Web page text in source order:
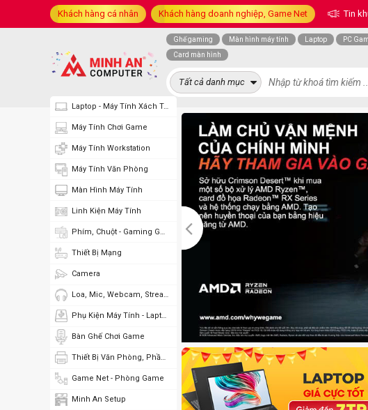
Khách hàng cá nhân Khách hàng doanh nghiệp, Game Net Tin
Laptop - Máy Tính Xách Tay
Máy Tính Chơi Game
Máy Tính Workstation
Máy Tính Văn Phòng
Màn Hình Máy Tính
Linh Kiện Máy Tính
Phím, Chuột - Gaming Gear
Thiết Bị Mạng
Camera
Loa, Mic, Webcam, Stream
Phụ Kiện Máy Tính - Laptop
Bàn Ghế Chơi Game
Thiết Bị Văn Phòng, Phần Mềm
Game Net - Phòng Game
Minh An Setup
Ghế gaming Màn hình máy tính Laptop PC
Card màn hình
Tất cả danh mục